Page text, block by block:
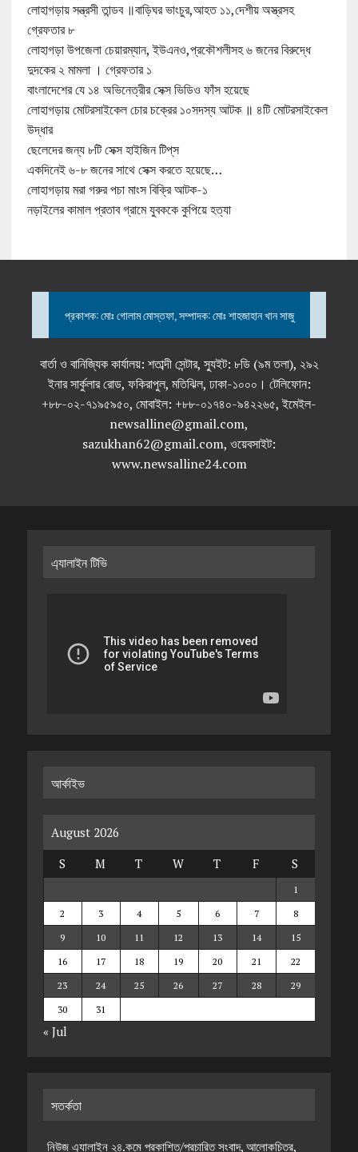
লোহাগড়ায় সন্ত্রসী তান্ডব ॥বাড়িঘর ভাংচুর,আহত ১১,দেশীয় অস্ত্রসহ
গ্রেফতার ৮
লোহাগড়া উপজেলা চেয়ারম্যান, ইউএনও,প্রকৌশলীসহ ৬ জনের বিরুদ্ধে
দুদকের ২ মামলা । গ্রেফতার ১
বাংলাদেশের যে ১৪ অভিনেত্রীর সেক্স ভিডিও ফাঁস হয়েছে
লোহাগড়ায় মোটরসাইকেল চোর চক্রের ১০সদস্য আটক ॥ ৪টি মোটরসাইকেল
উদ্ধার
ছেলেদের জন্য ৮টি সেক্স হাইজিন টিপ্‌স
একদিনেই ৬-৮ জনের সাথে সেক্স করতে হয়েছে…
লোহাগড়ায় মরা গরুর পচা মাংস বিক্রি আটক-১
নড়াইলের কামাল প্রতাব গ্রামে যুবককে কুপিয়ে হত্যা
প্রকাশক: মোঃ গোলাম মোস্তফা, সম্পাদক: মোঃ শাহজাহান খান সাজু
বার্তা ও বানিজ্যিক কার্যালয়: শতাব্দী সেন্টার, স্যুইট: ৮ডি (৯ম তলা), ২৯২
ইনার সার্কুলার রোড, ফকিরাপুল, মতিঝিল, ঢাকা-১০০০। টেলিফোন:
+৮৮-০২-৭১৯৫৯৫০, মোবাইল: +৮৮-০১৭৪০-৯৪২২৬৫, ইমেইল-
newsalline@gmail.com,
sazukhan62@gmail.com, ওয়েবসাইট:
www.newsalline24.com
এ্যালাইন টিভি
আর্কাইভ
August 2026
S
M T W T F S
1
2
3 4 5 6 7
8
9
10 11 12 13 14
15
16
17 18 19 20 21
22
23
24 25 26 27 28
29
30
31
« Jul
সতর্কতা
নিউজ এ্যালাইন ২৪.কমে প্রকাশিত/প্রচারিত সংবাদ, আলোকচিত্র,